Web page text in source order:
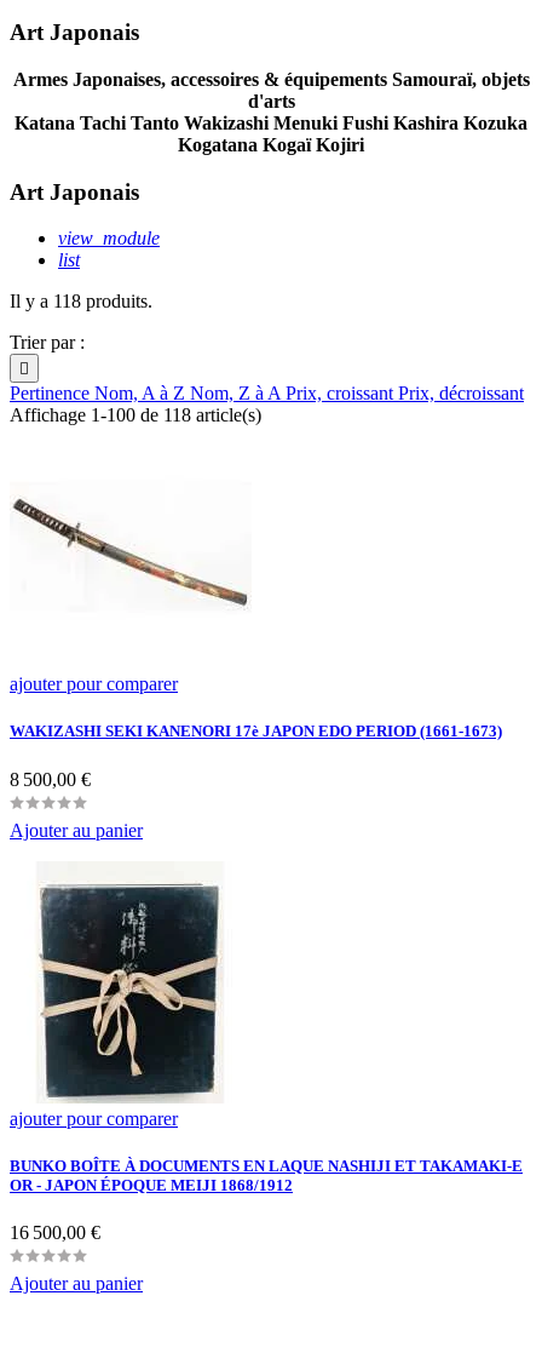
Art Japonais
Armes Japonaises, accessoires & équipements Samouraï, objets
d'arts
Katana Tachi Tanto Wakizashi Menuki Fushi Kashira Kozuka
Kogatana Kogaï Kojiri
Art Japonais
view_module
list
Il y a 118 produits.
Trier par :

Pertinence Nom, A à Z Nom, Z à A Prix, croissant Prix, décroissant
Affichage 1-100 de 118 article(s)
ajouter pour comparer
WAKIZASHI SEKI KANENORI 17è JAPON EDO PERIOD (1661-1673)
Prix
8 500,00 €
Ajouter au panier
ajouter pour comparer
BUNKO BOÎTE À DOCUMENTS EN LAQUE NASHIJI ET TAKAMAKI-E
OR - JAPON ÉPOQUE MEIJI 1868/1912
Prix
16 500,00 €
Ajouter au panier